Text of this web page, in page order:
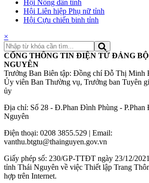
Hội Nông dân tỉnh
Hội Liên hiệp Phụ nữ tỉnh
Hội Cựu chiến binh tỉnh
×
CỔNG THÔNG TIN ĐIỆN TỬ ĐẢNG
NGUYÊN
Trưởng Ban Biên tập: Đồng chí Đỗ Thị Minh
Ủy viên Ban Thường vụ, Trưởng ban Tuyên
ủy
Địa chỉ: Số 28 - Đ.Phan Đình Phùng - P.Phan
Nguyên
Điện thoại: 0208 3855.529 | Email:
vanthu.btgtu@thainguyen.gov.vn
Giấy phép số: 230/GP-TTĐT ngày 23/12/
tỉnh Thái Nguyên về việc Thiết lập Trang
hợp trên Internet.